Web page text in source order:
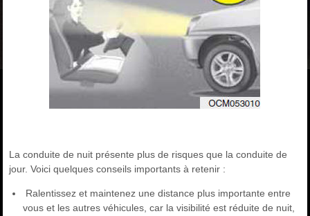
La conduite de nuit présente plus de risques que la conduite de
jour. Voici quelques conseils importants à retenir :
Ralentissez et maintenez une distance plus importante entre
vous et les autres véhicules, car la visibilité est réduite de nuit,